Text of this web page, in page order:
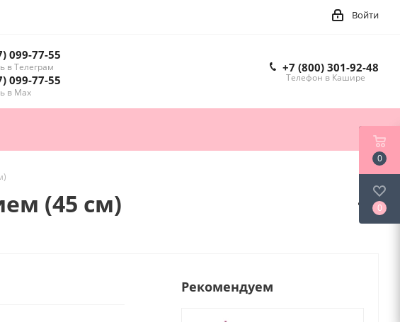
Войти
099-77-55
в Телеграм
099-77-55
в Мах
+7 (800) 301-92-48
Телефон в Кашире
(45 см)
Рекомендуем
0
0